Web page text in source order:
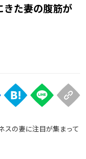
iOS Apps
た妻の腹筋が
スの妻に注目が集まって